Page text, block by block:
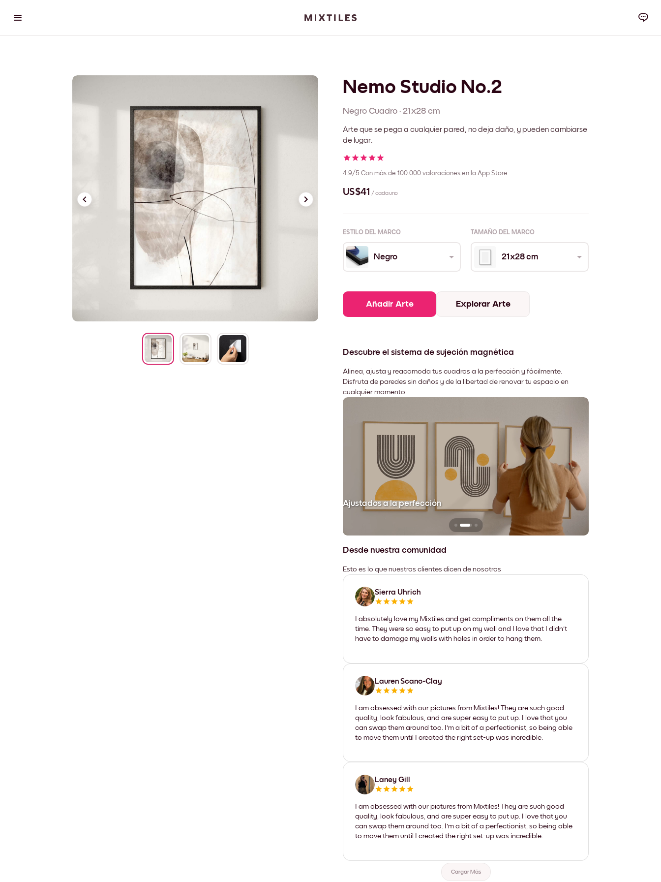
Nemo Studio No.2
Negro Cuadro · 21x28 cm
Arte que se pega a cualquier pared, no deja daño, y pueden cambiarse
de lugar.
4.9/5 Con más de 100.000 valoraciones en la App Store
US$41 / cada uno
ESTILO DEL MARCO TAMAÑO DEL MARCO
Negro 21x28 cm
Añadir Arte Explorar Arte
Descubre el sistema de sujeción magnética
Alinea, ajusta y reacomoda tus cuadros a la perfección y fácilmente.
Disfruta de paredes sin daños y de la libertad de renovar tu espacio en
cualquier momento.
Ajustados a la perfección
Desde nuestra comunidad
Esto es lo que nuestros clientes dicen de nosotros
Sierra Uhrich
I absolutely love my Mixtiles and get compliments on them all the
time. They were so easy to put up on my wall and I love that I didn't
have to damage my walls with holes in order to hang them.
Lauren Scano-Clay
I am obsessed with our pictures from Mixtiles! They are such good
quality, look fabulous, and are super easy to put up. I love that you
can swap them around too. I'm a bit of a perfectionist, so being able
to move them until I created the right set-up was incredible.
Laney Gill
I am obsessed with our pictures from Mixtiles! They are such good
quality, look fabulous, and are super easy to put up. I love that you
can swap them around too. I'm a bit of a perfectionist, so being able
to move them until I created the right set-up was incredible.
Cargar Más